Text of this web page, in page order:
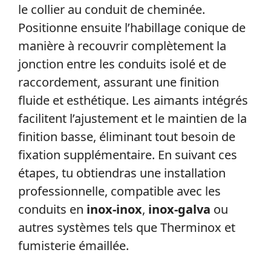
le collier au conduit de cheminée.
Positionne ensuite l’habillage conique de
manière à recouvrir complètement la
jonction entre les conduits isolé et de
raccordement, assurant une finition
fluide et esthétique. Les aimants intégrés
facilitent l’ajustement et le maintien de la
finition basse, éliminant tout besoin de
fixation supplémentaire. En suivant ces
étapes, tu obtiendras une installation
professionnelle, compatible avec les
conduits en inox-inox, inox-galva ou
autres systèmes tels que Therminox et
fumisterie émaillée.